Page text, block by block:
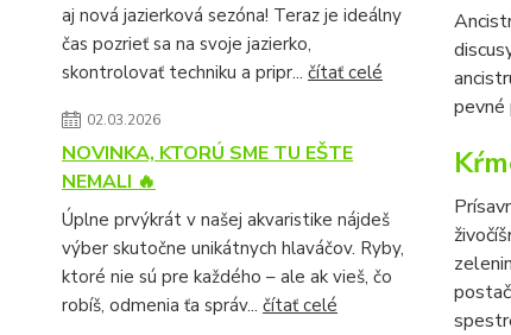
aj nová jazierková sezóna! Teraz je ideálny
čas pozrieť sa na svoje jazierko,
skontrolovať techniku a pripr... čítať celé
02.03.2026
NOVINKA, KTORÚ SME TU EŠTE
NEMALI 🔥
Úplne prvýkrát v našej akvaristike nájdeš
výber skutočne unikátnych hlaváčov. Ryby,
ktoré nie sú pre každého – ale ak vieš, čo
robíš, odmenia ťa správ... čítať celé
pevné